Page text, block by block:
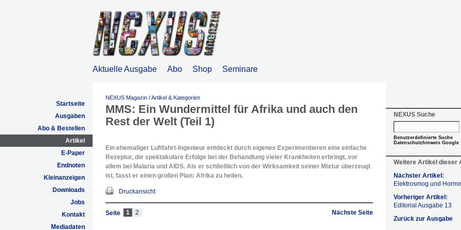
Aktuelle Ausgabe Abo Shop Seminare
Startseite
Ausgaben
Abo & Bestellen
Artikel
E-Paper
Endnoten
Kleinanzeigen
Downloads
Jobs
Kontakt
Mediadaten
NEXUS Magazin /Artikel & Kategorien
MMS: Ein Wundermittel für Afrika und auch den
Rest der Welt (Teil 1)
Ein ehemaliger Luftfahrt-Ingenieur entdeckt durch eigenes Experimentieren eine einfache
Rezeptur, die spektakuläre Erfolge bei der Behandlung vieler Krankheiten erbringt, vor
allem bei Malaria und AIDS. Als er schließlich von der Wirksamkeit seiner Mixtur überzeugt
ist, fasst er einen großen Plan: Afrika zu heilen.
Druckansicht
Nächste Seite
Seite 1 2
NEXUS Suche
Benutzerdefinierte Suche
Datenschutzhinweis Google
Weitere Artikel dieser
Nächster Artikel:
Elektrosmog und
Vorheriger Artikel:
Editorial Ausgabe 13
Zurück zur Ausgabe